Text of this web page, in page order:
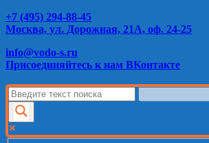
+7 (495) 294-88-45
Москва, ул. Дорожная, 21А, оф. 24-25
info@vodo-s.ru
Присоединяйтесь к нам ВКонтакте